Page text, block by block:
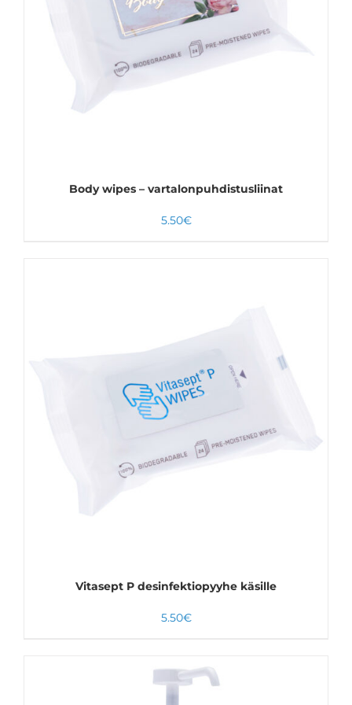
LISÄTIEDOT
Body wipes – vartalonpuhdistusliinat
5.50€
LISÄÄ OSTOSKORIIN
Vitasept P desinfektiopyyhe käsille
5.50€